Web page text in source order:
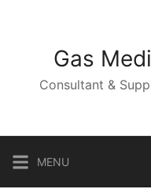
Gas
Consultant &
MENU